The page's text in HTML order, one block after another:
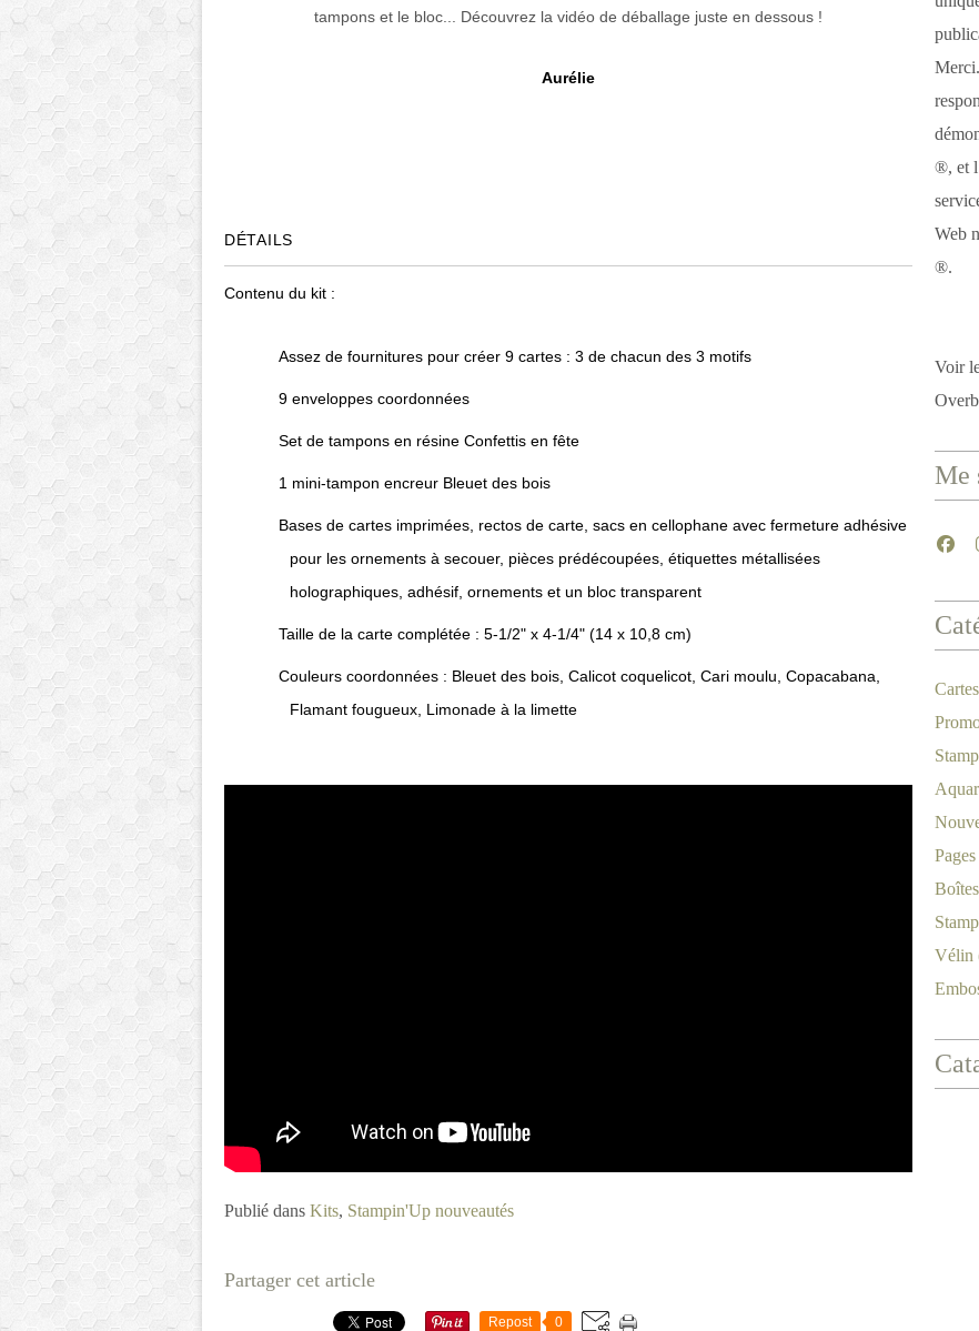
tampons et le bloc... Découvrez la vidéo de déballage juste en dessous !
Aurélie
DÉTAILS
Contenu du kit :
Assez de fournitures pour créer 9 cartes : 3 de chacun des 3 motifs
9 enveloppes coordonnées
Set de tampons en résine Confettis en fête
1 mini-tampon encreur Bleuet des bois
Bases de cartes imprimées, rectos de carte, sacs en cellophane avec fermeture adhésive
pour les ornements à secouer, pièces prédécoupées, étiquettes métallisées
holographiques, adhésif, ornements et un bloc transparent
Taille de la carte complétée : 5-1/2" x 4-1/4" (14 x 10,8 cm)
Couleurs coordonnées : Bleuet des bois, Calicot coquelicot, Cari moulu, Copacabana,
Flamant fougueux, Limonade à la limette
Publié dans Kits, Stampin'Up nouveautés
Partager cet article
Repost 0
®, et
Web
®.
Voir
Me
Cartes
Pages
Boîtes
Vélin